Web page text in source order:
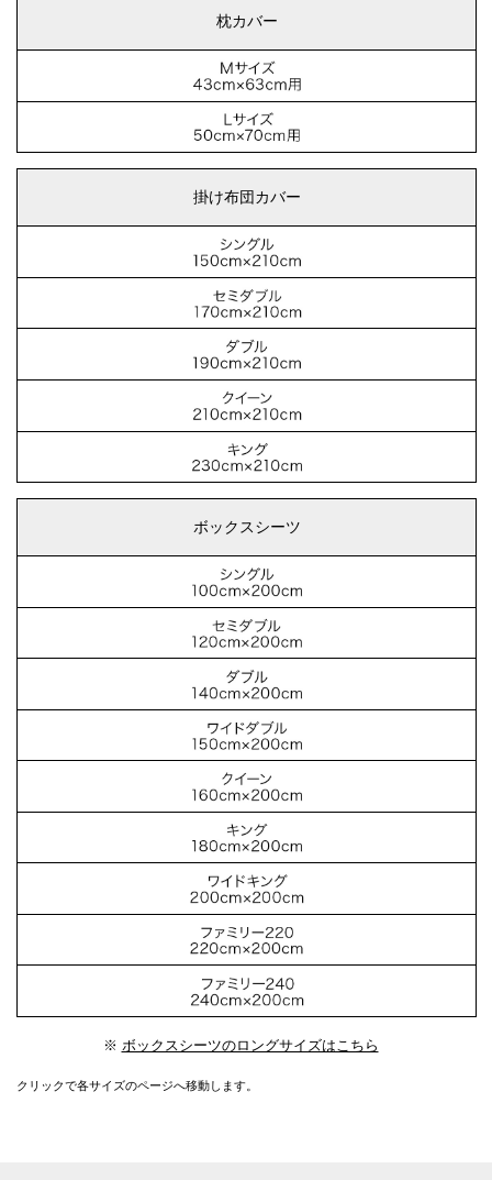
枕カバー
掛け布団カバー
ボックスシーツ
※ ボックスシーツのロングサイズはこちら
クリックで各サイズのページへ移動します。